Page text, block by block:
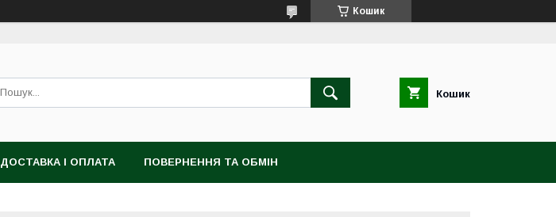
Кошик
Кошик
ДОСТАВКА І ОПЛАТА ПОВЕРНЕННЯ ТА ОБМIН